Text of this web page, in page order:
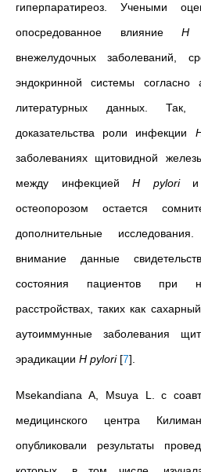
гиперпаратиреоз. Учеными
опосредованное влияниеH
внежелудочных заболеваний,
эндокринной системы согласно
литературных данных. Так,
доказательства роли инфекции
заболеваниях щитовидной
между инфекциейH pyloriи
остеопорозом остается
дополнительные
внимание данные
состояния пациентов при
расстройствах, таких как
аутоиммунные заболевания
эрадикации H pylori [7]
Msekandiana A, Msuya L. с
медицинского центра
опубликовали результаты